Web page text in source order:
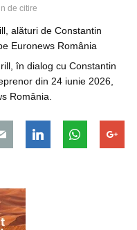
de citire
în dialog cu Constantin
din 24 iunie 2026,
România.